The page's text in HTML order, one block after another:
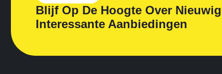
Blijf Op De Hoogte Over
Interessante Aanbiedingen